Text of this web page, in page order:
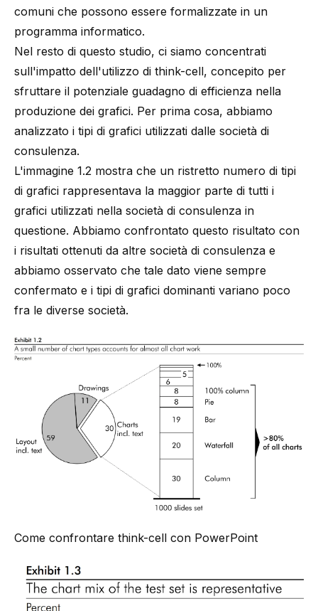
comuni che possono essere formalizzate in un
programma informatico.
Nel resto di questo studio, ci siamo concentrati
sull'impatto dell'utilizzo di think-cell, concepito per
sfruttare il potenziale guadagno di efficienza nella
produzione dei grafici. Per prima cosa, abbiamo
analizzato i tipi di grafici utilizzati dalle società di
consulenza.
L'immagine 1.2 mostra che un ristretto numero di tipi
di grafici rappresentava la maggior parte di tutti i
grafici utilizzati nella società di consulenza in
questione. Abbiamo confrontato questo risultato con
i risultati ottenuti da altre società di consulenza e
abbiamo osservato che tale dato viene sempre
confermato e i tipi di grafici dominanti variano poco
fra le diverse società.
Come confrontare think-cell con PowerPoint